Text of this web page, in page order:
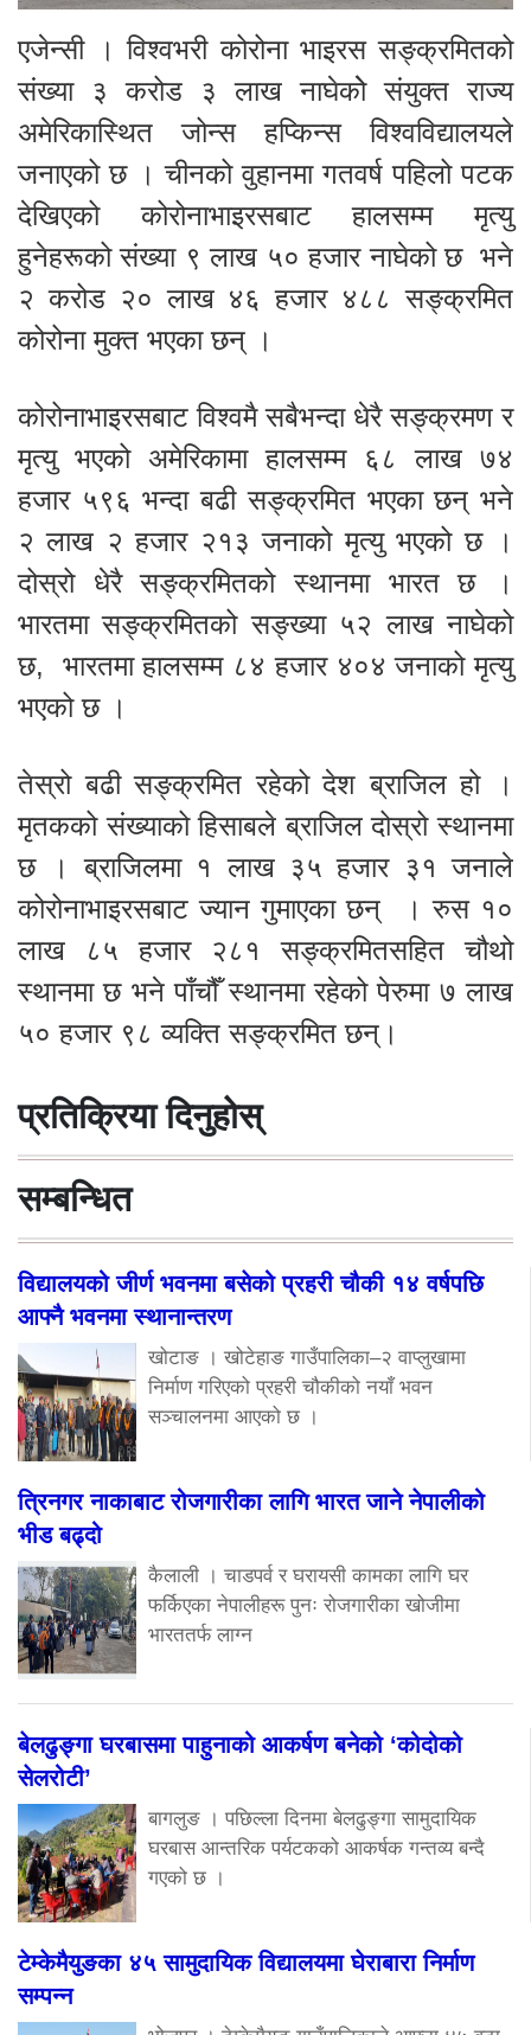
एजेन्सी । विश्वभरी कोरोना भाइरस सङ्क्रमितको
संख्या ३ करोड ३ लाख नाघेकोे संयुक्त राज्य
अमेरिकास्थित जोन्स हप्किन्स विश्वविद्यालयले
जनाएको छ । चीनको वुहानमा गतवर्ष पहिलो पटक
देखिएको कोरोनाभाइरसबाट हालसम्म मृत्यु
हुनेहरूको संख्या ९ लाख ५० हजार नाघेको छ भने
२ करोड २० लाख ४६ हजार ४८८ सङ्क्रमित
कोरोना मुक्त भएका छन् ।
कोरोनाभाइरसबाट विश्वमै सबैभन्दा धेरै सङ्क्रमण र
मृत्यु भएको अमेरिकामा हालसम्म ६८ लाख ७४
हजार ५९६ भन्दा बढी सङ्क्रमित भएका छन् भने
२ लाख २ हजार २१३ जनाको मृत्यु भएको छ ।
दोस्रो धेरै सङ्क्रमितको स्थानमा भारत छ ।
भारतमा सङ्क्रमितको सङ्ख्या ५२ लाख नाघेको
छ, भारतमा हालसम्म ८४ हजार ४०४ जनाको मृत्यु
भएको छ ।
तेस्रो बढी सङ्क्रमित रहेको देश ब्राजिल हो ।
मृतकको संख्याको हिसाबले ब्राजिल दोस्रो स्थानमा
छ । ब्राजिलमा १ लाख ३५ हजार ३१ जनाले
कोरोनाभाइरसबाट ज्यान गुमाएका छन् । रुस १०
लाख ८५ हजार २८१ सङ्क्रमितसहित चौथो
स्थानमा छ भने पाँचौँ स्थानमा रहेको पेरुमा ७ लाख
५० हजार ९८ व्यक्ति सङ्क्रमित छन्।
प्रतिक्रिया दिनुहोस्
सम्बन्धित
विद्यालयको जीर्ण भवनमा बसेको प्रहरी चौकी १४ वर्षपछि
आफ्नै भवनमा स्थानान्तरण
खोटाङ । खोटेहाङ गाउँपालिका–२ वाप्लुखामा
निर्माण गरिएको प्रहरी चौकीको नयाँ भवन
सञ्चालनमा आएको छ ।
त्रिनगर नाकाबाट रोजगारीका लागि भारत जाने नेपालीको
भीड बढ्दो
कैलाली । चाडपर्व र घरायसी कामका लागि घर
फर्किएका नेपालीहरू पुनः रोजगारीका खोजीमा
भारततर्फ लाग्न
बेलढुङ्गा घरबासमा पाहुनाको आकर्षण बनेको ‘कोदोको
सेलरोटी’
बागलुङ । पछिल्ला दिनमा बेलढुङ्गा सामुदायिक
घरबास आन्तरिक पर्यटकको आकर्षक गन्तव्य बन्दै
गएको छ ।
टेम्केमैयुङका ४५ सामुदायिक विद्यालयमा घेराबारा निर्माण
सम्पन्न